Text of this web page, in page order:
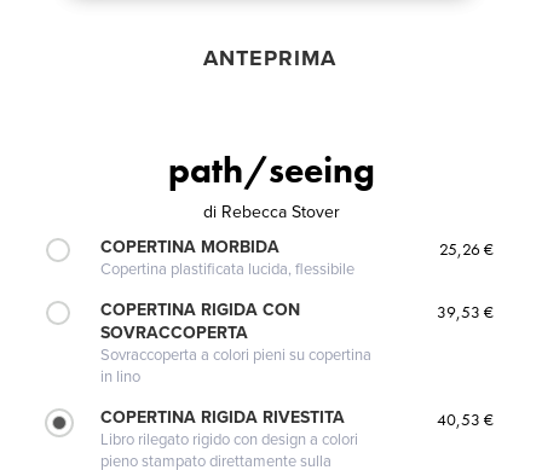
ANTEPRIMA
path/seeing
di Rebecca Stover
COPERTINA MORBIDA
Copertina plastificata lucida, flessibile
25,26 €
COPERTINA RIGIDA CON
SOVRACCOPERTA
Sovraccoperta a colori pieni su copertina
in lino
39,53 €
COPERTINA RIGIDA RIVESTITA
Libro rilegato rigido con design a colori
pieno stampato direttamente sulla
40,53 €